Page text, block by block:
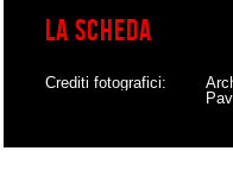
La scheda
Crediti fotografici